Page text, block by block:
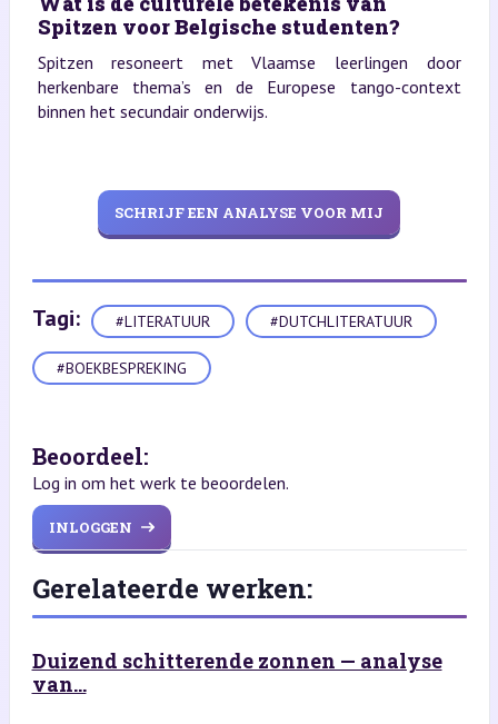
Spitzen voor Belgische studenten?
Spitzen resoneert met Vlaamse leerlingen door
herkenbare thema’s en de Europese tango-context
binnen het secundair onderwijs.
SCHRIJF EEN ANALYSE VOOR MIJ
Tagi: #LITERATUUR #DUTCHLITERATUUR
#BOEKBESPREKING
Beoordeel:
Log in om het werk te beoordelen.
INLOGGEN
Gerelateerde werken:
Duizend schitterende zonnen — analyse
van...